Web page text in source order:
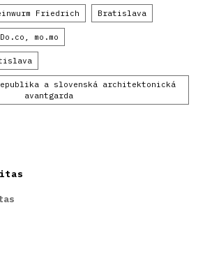
Friedrich Bratislava
Do.co, mo.mo
a slovenská architektonická
avantgarda